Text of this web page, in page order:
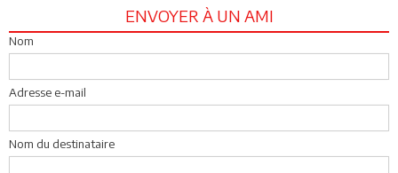
ENVOYER À UN AMI
Nom
Adresse e-mail
Nom du destinataire